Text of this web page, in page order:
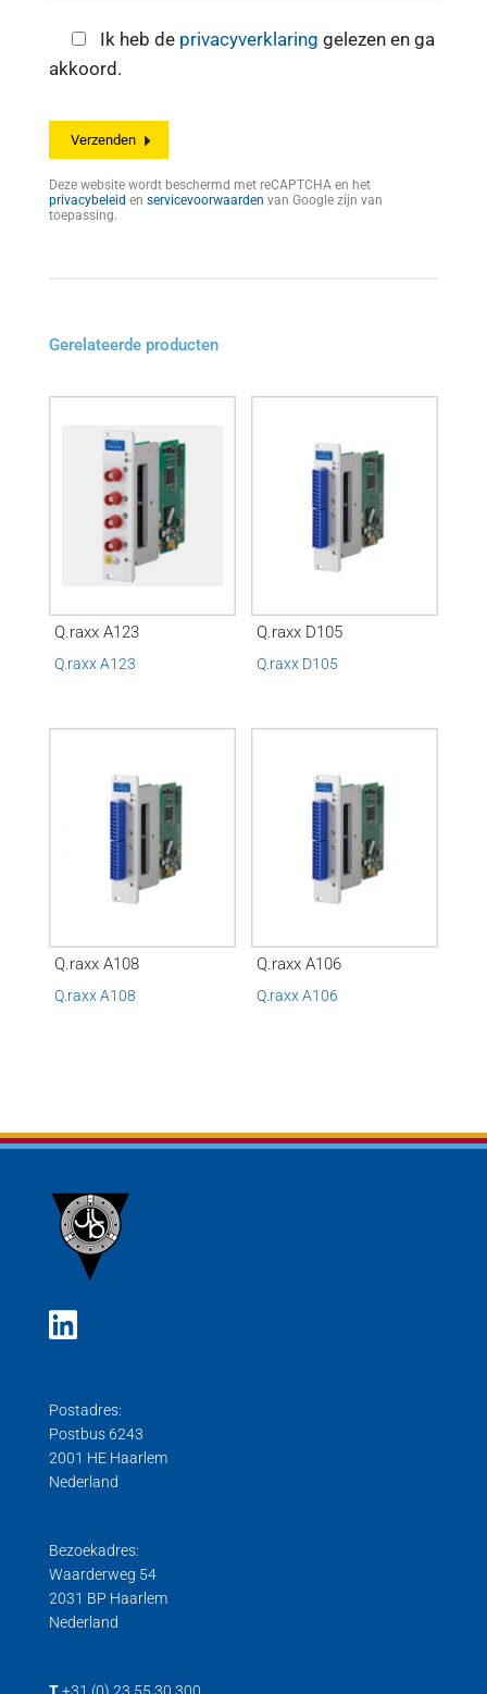
Ik heb de privacyverklaring gelezen en ga
akkoord.
Deze website wordt beschermd met reCAPTCHA en het
privacybeleid en servicevoorwaarden van Google zijn van
toepassing.
Gerelateerde producten
Q.raxx A123
Q.raxx A123
Q.raxx D105
Q.raxx D105
Q.raxx A108
Q.raxx A108
Q.raxx A106
Q.raxx A106
Postadres:
Postbus 6243
2001 HE Haarlem
Nederland
Bezoekadres:
Waarderweg 54
2031 BP Haarlem
Nederland